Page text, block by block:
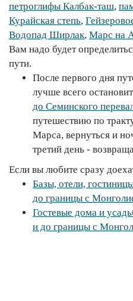
петроглифы Калбак-таш,
Курайская степь,
Водопад Ширлак, Марс на
Вам надо будет
пути.
После первого дня
лучше всего
до Семинского
путешествию по
Марса, вернуться и
третий день -
Если вы любите сразу
Базы, отели,
до границы с
Гостевые дома и
и до границы с